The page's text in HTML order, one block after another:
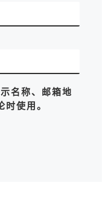
名称、邮箱地
使用。